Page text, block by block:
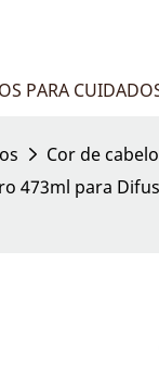
PARA
Cor de cabelo
473ml para